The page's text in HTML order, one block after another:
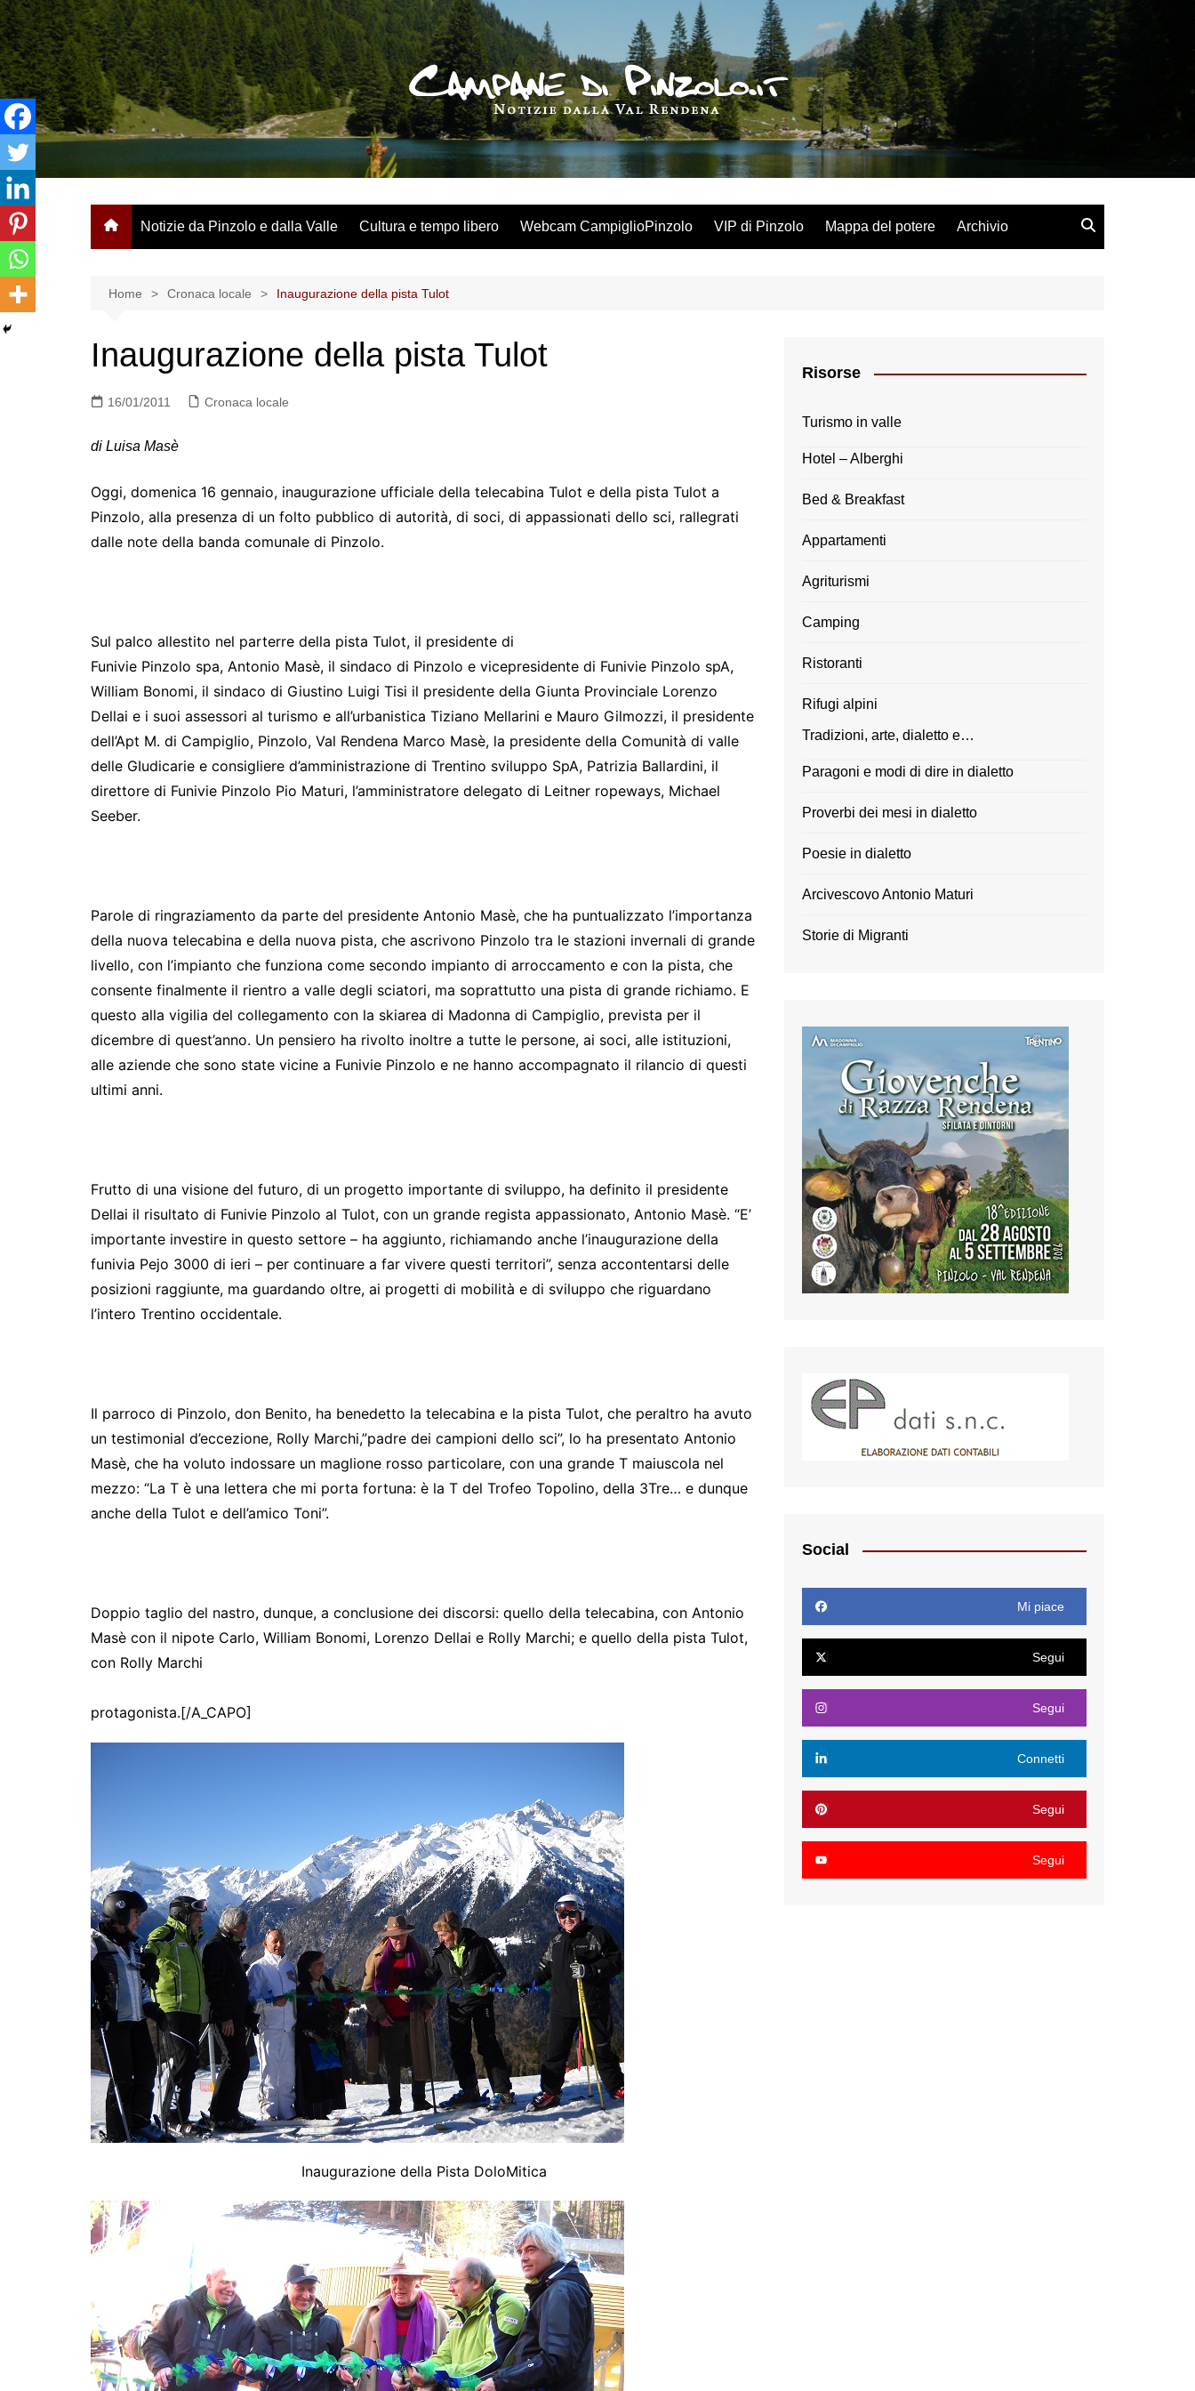
Salta
al
contenuto
Notizie da Pinzolo e dalla Valle Cultura e tempo libero Webcam CampiglioPinzolo VIP di Pinzolo Mappa del potere Archivio
Home Cronaca locale Inaugurazione della pista Tulot
Inaugurazione della pista Tulot
16/01/2011 Cronaca locale
di Luisa Masè
Oggi, domenica 16 gennaio, inaugurazione ufficiale della telecabina Tulot e della pista Tulot a
Pinzolo, alla presenza di un folto pubblico di autorità, di soci, di appassionati dello sci, rallegrati
dalle note della banda comunale di Pinzolo.
Sul palco allestito nel parterre della pista Tulot, il presidente di
Funivie Pinzolo spa, Antonio Masè, il sindaco di Pinzolo e vicepresidente di Funivie Pinzolo spA,
William Bonomi, il sindaco di Giustino Luigi Tisi il presidente della Giunta Provinciale Lorenzo
Dellai e i suoi assessori al turismo e all’urbanistica Tiziano Mellarini e Mauro Gilmozzi, il presidente
dell’Apt M. di Campiglio, Pinzolo, Val Rendena Marco Masè, la presidente della Comunità di valle
delle GIudicarie e consigliere d’amministrazione di Trentino sviluppo SpA, Patrizia Ballardini, il
direttore di Funivie Pinzolo Pio Maturi, l’amministratore delegato di Leitner ropeways, Michael
Seeber.
Parole di ringraziamento da parte del presidente Antonio Masè, che ha puntualizzato l’importanza
della nuova telecabina e della nuova pista, che ascrivono Pinzolo tra le stazioni invernali di grande
livello, con l’impianto che funziona come secondo impianto di arroccamento e con la pista, che
consente finalmente il rientro a valle degli sciatori, ma soprattutto una pista di grande richiamo. E
questo alla vigilia del collegamento con la skiarea di Madonna di Campiglio, prevista per il
dicembre di quest’anno. Un pensiero ha rivolto inoltre a tutte le persone, ai soci, alle istituzioni,
alle aziende che sono state vicine a Funivie Pinzolo e ne hanno accompagnato il rilancio di questi
ultimi anni.
Frutto di una visione del futuro, di un progetto importante di sviluppo, ha definito il presidente
Dellai il risultato di Funivie Pinzolo al Tulot, con un grande regista appassionato, Antonio Masè. “E’
importante investire in questo settore – ha aggiunto, richiamando anche l’inaugurazione della
funivia Pejo 3000 di ieri – per continuare a far vivere questi territori”, senza accontentarsi delle
posizioni raggiunte, ma guardando oltre, ai progetti di mobilità e di sviluppo che riguardano
l’intero Trentino occidentale.
Il parroco di Pinzolo, don Benito, ha benedetto la telecabina e la pista Tulot, che peraltro ha avuto
un testimonial d’eccezione, Rolly Marchi,”padre dei campioni dello sci”, lo ha presentato Antonio
Masè, che ha voluto indossare un maglione rosso particolare, con una grande T maiuscola nel
mezzo: “La T è una lettera che mi porta fortuna: è la T del Trofeo Topolino, della 3Tre… e dunque
anche della Tulot e dell’amico Toni”.
Doppio taglio del nastro, dunque, a conclusione dei discorsi: quello della telecabina, con Antonio
Masè con il nipote Carlo, William Bonomi, Lorenzo Dellai e Rolly Marchi; e quello della pista Tulot,
con Rolly Marchi
protagonista.[/A_CAPO]
Inaugurazione della Pista DoloMitica
Risorse
Turismo in valle
Hotel – Alberghi
Bed & Breakfast
Appartamenti
Agriturismi
Camping
Ristoranti
Rifugi alpini
Tradizioni, arte, dialetto e…
Paragoni e modi di dire in dialetto
Proverbi dei mesi in dialetto
Poesie in dialetto
Arcivescovo Antonio Maturi
Storie di Migranti
Social
Mi piace
Segui
Segui
Connetti
Segui
Segui